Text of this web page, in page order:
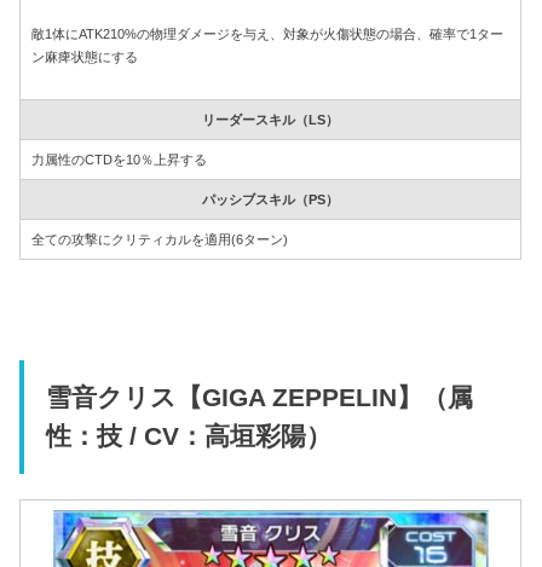
敵1体にATK210%の物理ダメージを与え、対象が火傷状態の場合、確率で1ター
ン麻痺状態にする
リーダースキル（LS）
力属性のCTDを10％上昇する
パッシブスキル（PS）
全ての攻撃にクリティカルを適用(6ターン)
雪音クリス【GIGA ZEPPELIN】（属
性：技 / CV：高垣彩陽）